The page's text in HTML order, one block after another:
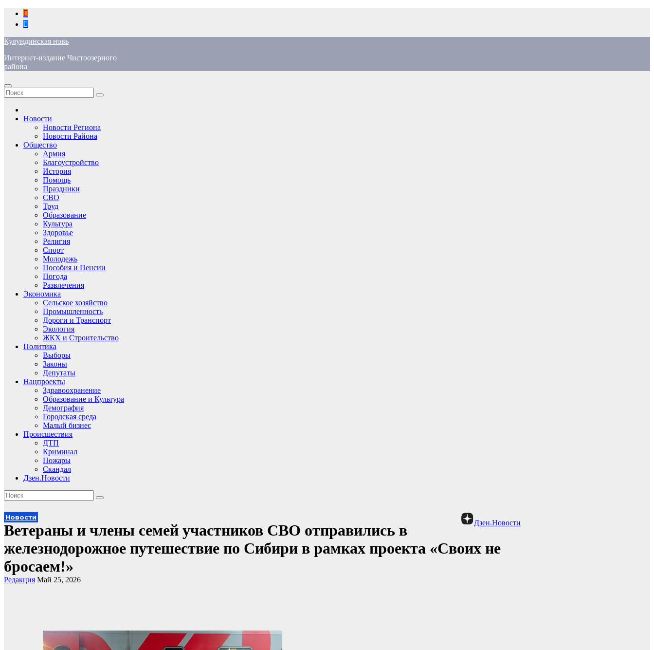
Перейти
содержимому
Кулундинская новь
Интернет-издание Чистоозерного
района
Новости
Новости Региона
Новости Района
Общество
Армия
Благоустройство
История
Помощь
Праздники
СВО
Труд
Образование
Культура
Здоровье
Религия
Спорт
Молодежь
Пособия и Пенсии
Погода
Развлечения
Экономика
Сельское хозяйство
Промышленность
Дороги и Транспорт
Экология
ЖКХ и Строительство
Политика
Выборы
Законы
Депутаты
Нацпроекты
Здравоохранение
Образование и Культура
Демография
Городская среда
Малый бизнес
Происшествия
ДТП
Криминал
Пожары
Скандал
Дзен.Новости
Дзен.Новости
Новости
Ветераны и члены семей участников СВО отправились в
железнодорожное путешествие по Сибири в рамках проекта «Своих не
бросаем!»
Редакция Май 25, 2026